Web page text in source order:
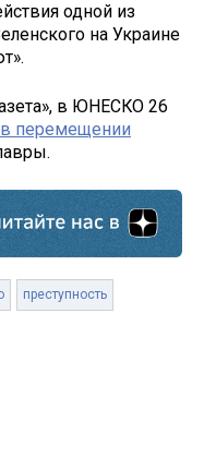
одной из
на Украине
в ЮНЕСКО 26
в перемещении
преступность